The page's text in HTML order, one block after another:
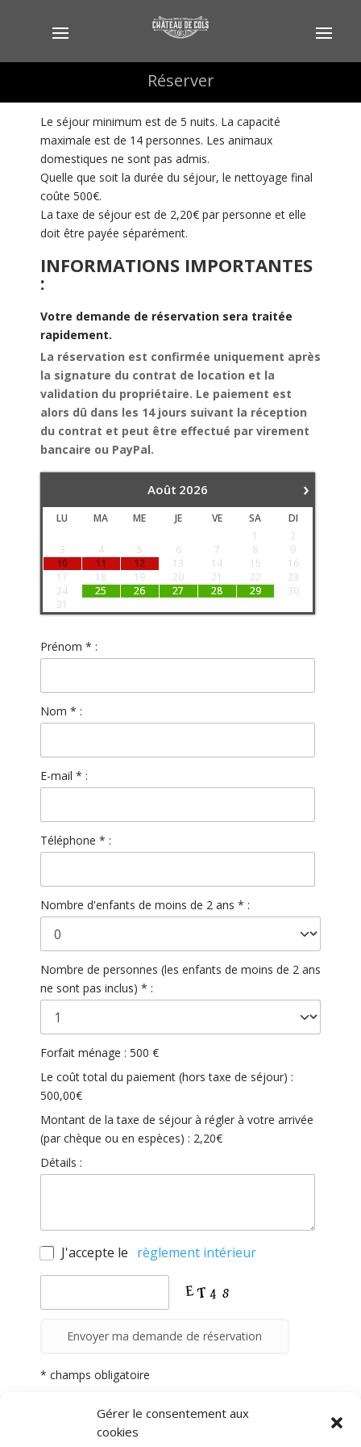
Gérer le consentement aux
cookies
Réserver
Le séjour minimum est de 5 nuits. La capacité
maximale est de 14 personnes. Les animaux
domestiques ne sont pas admis.
Quelle que soit la durée du séjour, le nettoyage final
coûte 500€.
La taxe de séjour est de 2,20€ par personne et elle
doit être payée séparément.
INFORMATIONS IMPORTANTES
:
Votre demande de réservation sera traitée
rapidement.
La réservation est confirmée uniquement après
la signature du contrat de location et la
validation du propriétaire. Le paiement est
alors dû dans les 14 jours suivant la réception
du contrat et peut être effectué par virement
bancaire ou PayPal.
›
Août 2026
LU MA ME JE VE SA
DI
1
2
3
4 5 6 7 8
9
10
11 12 13 14 15
16
17
18 19 20 21 22
23
24
25 26 27 28 29
30
31
Prénom * :
Nom * :
E-mail * :
Téléphone * :
Nombre d'enfants de moins de 2 ans * :
Nombre de personnes (les enfants de moins de 2 ans
ne sont pas inclus) * :
Forfait ménage : 500 €
Le coût total du paiement (hors taxe de séjour) :
500,00€
Montant de la taxe de séjour à régler à votre arrivée
(par chèque ou en espèces) : 2,20€
Détails :
J'accepte le règlement intérieur
* champs obligatoire